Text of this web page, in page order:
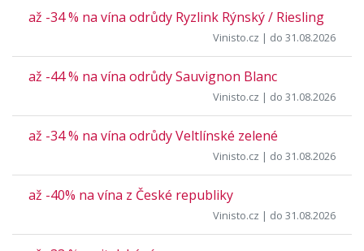
až -34 % na vína odrůdy Ryzlink Rýnský / Riesling
Vinisto.cz | do 31.08.2026
až -44 % na vína odrůdy Sauvignon Blanc
Vinisto.cz | do 31.08.2026
až -34 % na vína odrůdy Veltlínské zelené
Vinisto.cz | do 31.08.2026
až -40% na vína z České republiky
Vinisto.cz | do 31.08.2026